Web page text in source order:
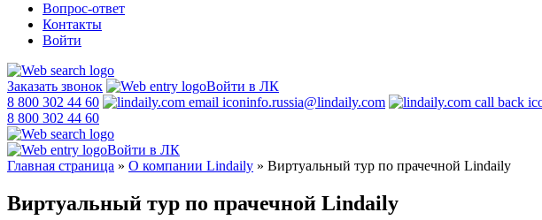
Вопрос-ответ
Контакты
Войти
Заказать звонок
Войти в ЛК
8 800 302 44 60
info.russia@lindaily.com
8 800 302 44 60
Войти в ЛК
Главная страница » О компании Lindaily » Виртуальный тур по прачечной Lindaily
Виртуальный тур по прачечной Lindaily